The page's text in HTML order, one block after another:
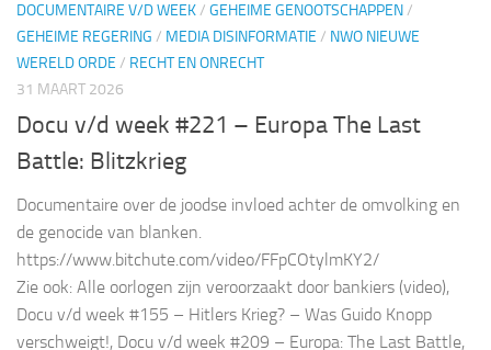
DOCUMENTAIRE V/D WEEK/ GEHEIME GENOOTSCHAPPEN/
GEHEIME REGERING / MEDIA DISINFORMATIE / NWO NIEUWE
WERELD ORDE / RECHT EN ONRECHT
31 MAART 2026
Docu v/d week #221 – Europa The Last
Battle: Blitzkrieg
Documentaire over de joodse invloed achter de omvolking en
de genocide van blanken.
https://www.bitchute.com/video/FFpCOtylmKY2/
Zie ook: Alle oorlogen zijn veroorzaakt door bankiers (video),
Docu v/d week #155 – Hitlers Krieg? – Was Guido Knopp
verschweigt!, Docu v/d week #209 – Europa: The Last Battle,